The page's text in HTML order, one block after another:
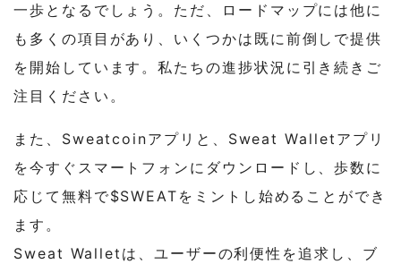
一歩となるでしょう。ただ、ロードマップには他に
も多くの項目があり、いくつかは既に前倒しで提供
を開始しています。私たちの進捗状況に引き続きご
注目ください。
また、Sweatcoinアプリと、Sweat Walletアプリ
を今すぐスマートフォンにダウンロードし、歩数に
応じて無料で$SWEATをミントし始めることができ
ます。
Sweat Walletは、ユーザーの利便性を追求し、ブ